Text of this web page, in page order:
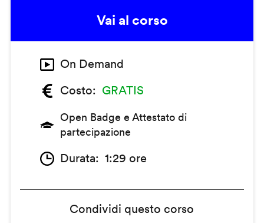
Vai al corso
On Demand
Costo
GRATIS
Open Badge e Attestato di
partecipazione
Durata 1:29 ore
Condividi questo corso